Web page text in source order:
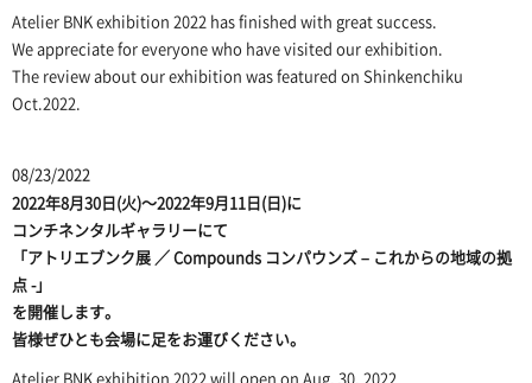
Atelier BNK exhibition 2022 has finished with great success.
We appreciate for everyone who have visited our exhibition.
The review about our exhibition was featured on Shinkenchiku
Oct.2022.
08/23/2022
2022年8月30日(火)～2022年9月11日(日)に
コンチネンタルギャラリーにて
「アトリエブンク展 ／ Compounds コンパウンズ – これからの地域の拠
点 -」
を開催します。
皆様ぜひとも会場に足をお運びください。
Atelier BNK exhibition 2022 will open on Aug. 30, 2022